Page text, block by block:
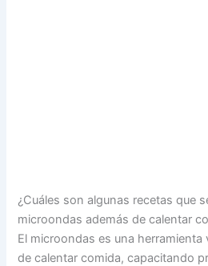
¿Cuáles son algunas recetas que
microondas además de calentar
El microondas es una herramienta
de calentar comida, capacitando